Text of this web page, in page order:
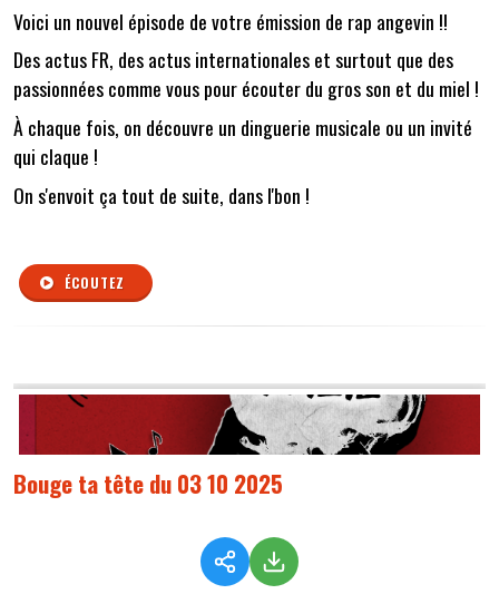
Voici un nouvel épisode de votre émission de rap angevin !!
Des actus FR, des actus internationales et surtout que des
passionnées comme vous pour écouter du gros son et du miel !
À chaque fois, on découvre un dinguerie musicale ou un invité
qui claque !
On s'envoit ça tout de suite, dans l'bon !
ÉCOUTEZ
Bouge ta tête du 03 10 2025